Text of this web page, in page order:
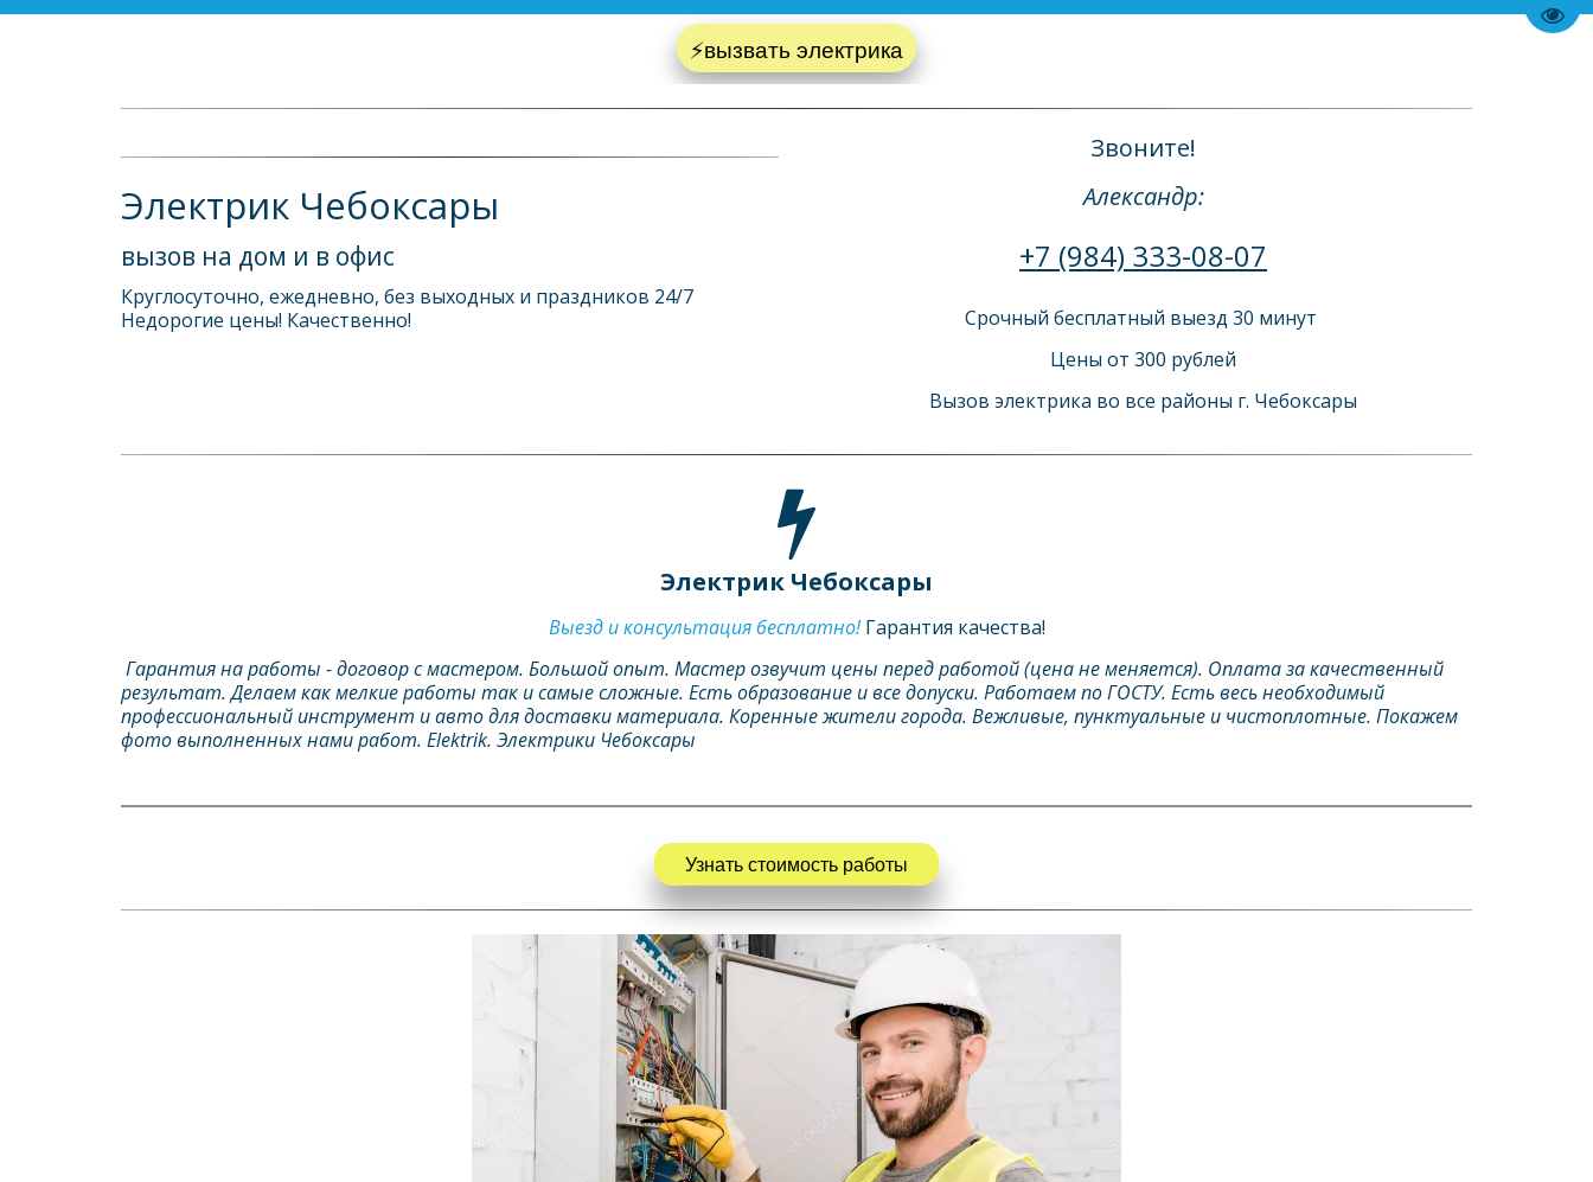
⚡вызвать электрика
Электрик Чебоксары
вызов на дом и в офис
Круглосуточно, ежедневно, без выходных и праздников 24/7
Недорогие цены! Качественно!
Звоните!
Александр:
+7 (984) 333-08-07
Срочный бесплатный выезд 30 минут
Цены от 300 рублей
Вызов электрика во все районы г. Чебоксары
Электрик Чебоксары
Выезд и консультация бесплатно! Гарантия качества!
Гарантия на работы - договор с мастером. Большой опыт. Мастер озвучит цены перед работой (цена не меняется). Оплата за качественный
результат. Делаем как мелкие работы так и самые сложные. Есть образование и все допуски. Работаем по ГОСТУ. Есть весь необходимый
профессиональный инструмент и авто для доставки материала. Коренные жители города. Вежливые, пунктуальные и чистоплотные. Покажем
фото выполненных нами работ. Elektrik. Электрики Чебоксары
Узнать стоимость работы